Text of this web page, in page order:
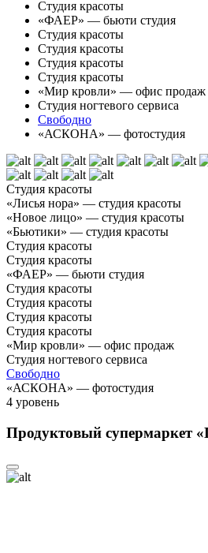
Студия красоты
«ФАЕР» — бьюти студия
Студия красоты
Студия красоты
Студия красоты
Студия красоты
«Мир кровли» — офис продаж
Студия ногтевого сервиса
Свободно
«АСКОНА» — фотостудия
Студия красоты
«Лисья нора» — студия красоты
«Новое лицо» — студия красоты
«Бьютики» — студия красоты
Студия красоты
Студия красоты
«ФАЕР» — бьюти студия
Студия красоты
Студия красоты
Студия красоты
Студия красоты
«Мир кровли» — офис продаж
Студия ногтевого сервиса
Свободно
«АСКОНА» — фотостудия
4 уровень
Продуктовый супермаркет